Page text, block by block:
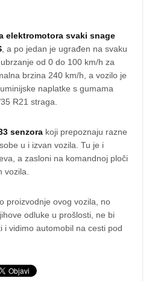
elektromotora svaki snage
, a po jedan je ugrađen na svaku
od 0 do 100 km/h za
brzina 240 km/h, a vozilo je
naplatke s gumama
R21 straga.
senzora koji prepoznaju razne
u i izvan vozila. Tu je i
a zasloni na komandnoj ploči
vozila.
proizvodnje ovog vozila, no
odluke u prošlosti, ne bi
i vidimo automobil na cesti pod